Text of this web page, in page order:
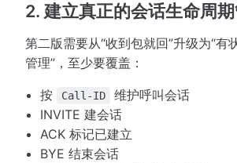
2. 建立真正的会话生命周
第二版需要从“收到包就回”升级为“有
管理”，至少要覆盖：
按 Call-ID
维护呼叫会话
INVITE 建会话
ACK 标记已建立
BYE 结束会话